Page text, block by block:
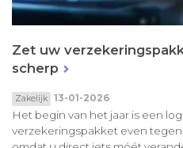
Zet uw
scherp
Zakelijk 13-01-2026
Het begin van het jaar is een
verzekeringspakket even